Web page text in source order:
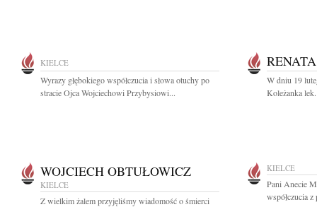
KIELCE
Wyrazy głębokiego współczucia i słowa otuchy po
stracie Ojca Wojciechowi Przybysiowi...
W dniu 19
Koleżanka
WOJCIECH OBTUŁOWICZ
KIELCE
Z wielkim żalem przyjęliśmy wiadomość o śmierci
KIELCE
Pani Anecie
współczucia